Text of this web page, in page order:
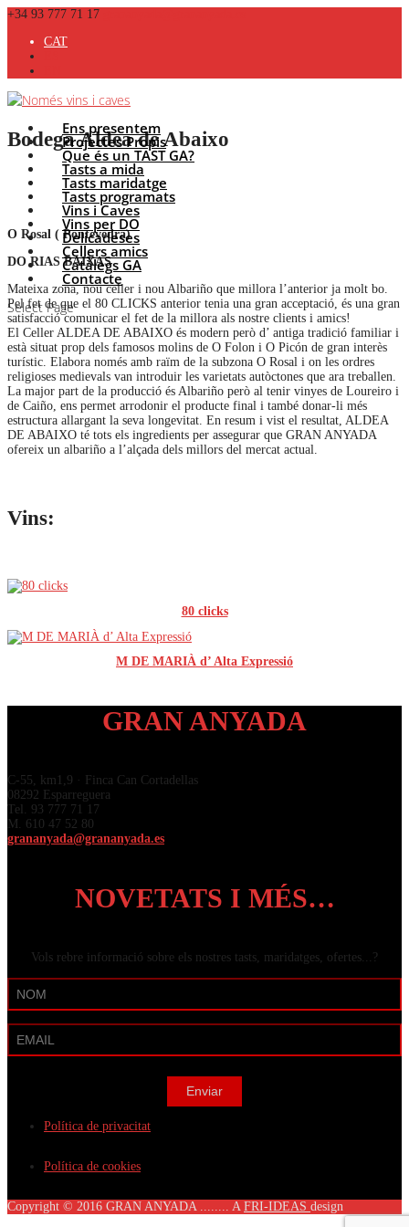
+34 93 777 71 17
CAT
Ens presentem
Projectes Propis
Que és un TAST GA?
Tasts a mida
Tasts maridatge
Tasts programats
Vins i Caves
Vins per DO
Delicadeses
Cellers amics
Catàlegs GA
Contacte
Select Page
Bodega Aldea de Abaixo
O Rosal ( Pontevedra)
DO RIAS BAIXAS
Mateixa zona, nou celler i nou Albariño que millora l’anterior ja molt bo.
Pel fet de que el 80 CLICKS anterior tenia una gran acceptació, és una gran
satisfacció comunicar el fet de la millora als nostre clients i amics!
El Celler ALDEA DE ABAIXO és modern però d’ antiga tradició familiar i
està situat prop dels famosos molins de O Folon i O Picón de gran interès
turístic. Elabora només amb raïm de la subzona O Rosal i on les ordres
religioses medievals van introduir les varietats autòctones que ara treballen.
La major part de la producció és Albariño però al tenir vinyes de Loureiro i
de Caiño, ens permet arrodonir el producte final i també donar-li més
estructura allargant la seva longevitat. En resum i vist el resultat, ALDEA
DE ABAIXO té tots els ingredients per assegurar que GRAN ANYADA
ofereix un albariño a l’alçada dels millors del mercat actual.
Vins:
80 clicks
M DE MARIÀ d’ Alta Expressió
GRAN ANYADA
C-55, km1,9 · Finca Can Cortadellas
08292 Esparreguera
Tel. 93 777 71 17
M. 610 47 52 80
grananyada@grananyada.es
NOVETATS I MÉS…
Vols rebre informació sobre els nostres tasts, maridatges, ofertes...?
Política de privacitat
Política de cookies
Copyright © 2016 GRAN ANYADA ........ A FRI-IDEAS design